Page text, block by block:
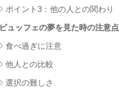
ポイント3：他の人との関わり
ビュッフェの夢を見た時の注意点
食べ過ぎに注意
他人との比較
選択の難しさ